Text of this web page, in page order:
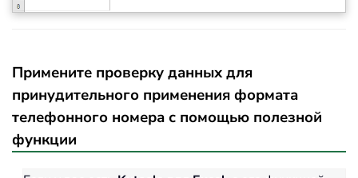
Примените проверку данных для
принудительного применения формата
телефонного номера с помощью полезной
функции